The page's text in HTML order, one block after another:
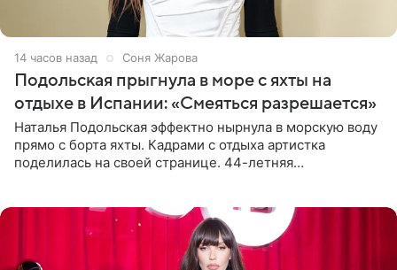
14 часов назад Соня Жарова
Подольская прыгнула в море с яхты на
отдыхе в Испании: «Смеяться разрешается»
Наталья Подольская эффектно нырнула в морскую воду
прямо с борта яхты. Кадрами с отдыха артистка
поделилась на своей странице. 44-летняя